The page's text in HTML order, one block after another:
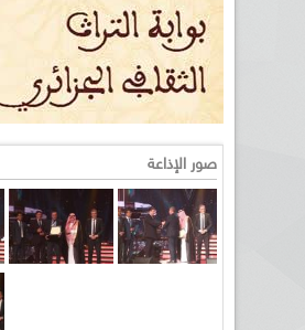
صور الإذاعة